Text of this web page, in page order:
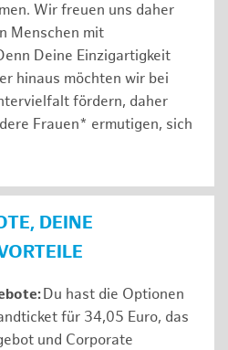
Wir freuen uns daher
Menschen mit
Deine Einzigartigkeit
hinaus möchten wir bei
fördern, daher
Frauen* ermutigen, sich
DEINE
Du hast die Optionen
für 34,05 Euro, das
und Corporate